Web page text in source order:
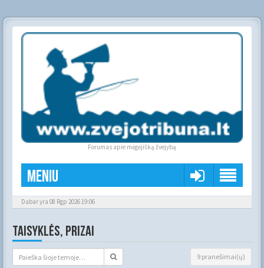
Forumas apie mėgėjišką žvejybą
Meniu
Dabar yra 08 Rgp 2026 19:06
TAISYKLĖS, PRIZAI
9 pranešimai(ų)